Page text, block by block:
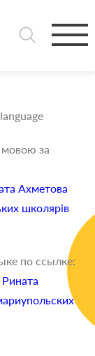
мовою за
Ахметова
школярів
по ссылке: